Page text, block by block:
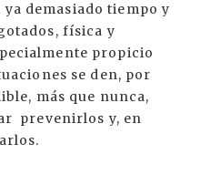
demasiado tiempo y
física y
propicio
se den, por
más que nunca,
prevenirlos y, en